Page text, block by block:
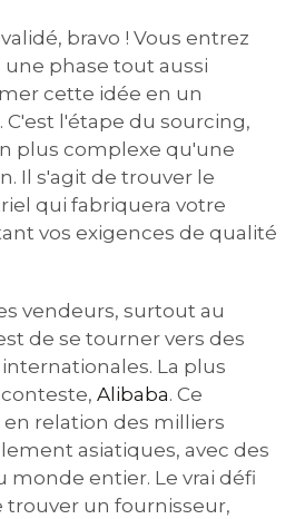
bravo ! Vous entrez
phase tout aussi
cette idée en un
l'étape du sourcing,
plus complexe qu'une
Il s'agit de trouver le
qui fabriquera votre
vos exigences de qualité
vendeurs, surtout au
de se tourner vers des
La plus
Alibaba. Ce
relation des milliers
asiatiques, avec des
entier. Le vrai défi
trouver un fournisseur,